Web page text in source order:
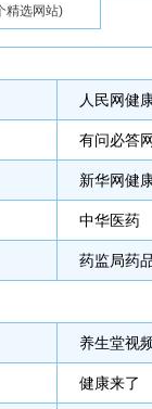
精选网站)
人民网健
有问必答
新华网健
中华医药
药监局药
养生堂视
健康来了